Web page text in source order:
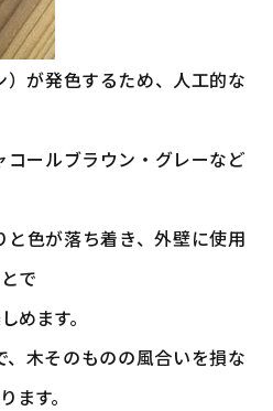
が発色するため、人工的な
ールブラウン・グレーなど
色が落ち着き、外壁に使用
で
めます。
木そのものの風合いを損な
ます。